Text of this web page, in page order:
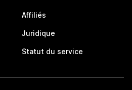
Affiliés
Juridique
Statut du service